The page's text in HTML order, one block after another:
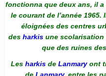
fonctionna que deux ans, il a
le courant de l’année
éloignées des centres
des harkis une scolarisation
que des ruines
Les harkis de Lanmaryont
de Lanmary, entre les